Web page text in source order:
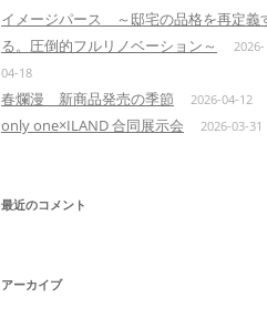
イメージパース ～邸宅の品格を再定義
る。圧倒的フルリノベーション～
2026-
04-18
春爛漫 新商品発売の季節 2026-04-12
only one×ILAND 合同展示会 2026-03-31
最近のコメント
アーカイブ